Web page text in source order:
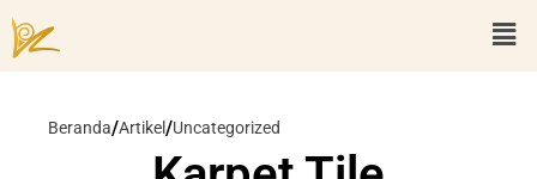
Beranda/Artikel/Uncategorized